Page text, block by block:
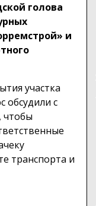
голова
и
участка
обсудили с
чтобы
транспорта и